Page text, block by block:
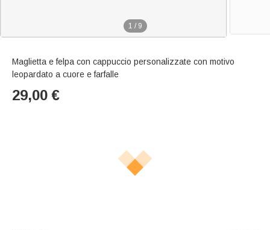
1 / 9
Maglietta e felpa con cappuccio personalizzate con motivo
leopardato a cuore e farfalle
29,00 €